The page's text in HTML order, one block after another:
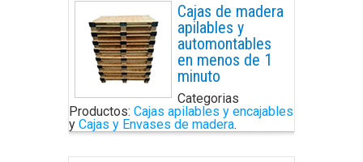
Cajas de madera
apilables y
automontables
en menos de 1
minuto
Categorias
Productos: Cajas apilables y encajables
y Cajas y Envases de madera.